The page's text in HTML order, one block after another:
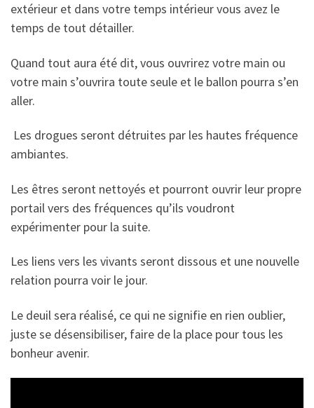
extérieur et dans votre temps intérieur vous avez le
temps de tout détailler.
Quand tout aura été dit, vous ouvrirez votre main ou
votre main s’ouvrira toute seule et le ballon pourra s’en
aller.
Les drogues seront détruites par les hautes fréquence
ambiantes.
Les êtres seront nettoyés et pourront ouvrir leur propre
portail vers des fréquences qu’ils voudront
expérimenter pour la suite.
Les liens vers les vivants seront dissous et une nouvelle
relation pourra voir le jour.
Le deuil sera réalisé, ce qui ne signifie en rien oublier,
juste se désensibiliser, faire de la place pour tous les
bonheur avenir.